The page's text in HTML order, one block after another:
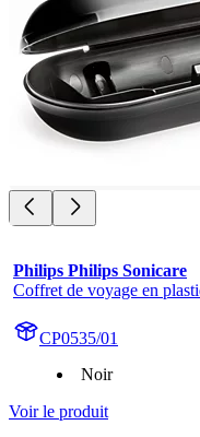
Philips Philips Sonicare
Coffret de voyage en
CP0535/01
Noir
Voir le produit